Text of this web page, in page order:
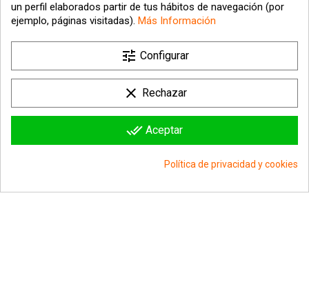
Información sobre la tienda 
un perfil elaborados partir de tus hábitos de navegación (por
ejemplo, páginas visitadas). Más Información
tune Configurar
clear Rechazar
done_all Aceptar
Política de privacidad y cookies